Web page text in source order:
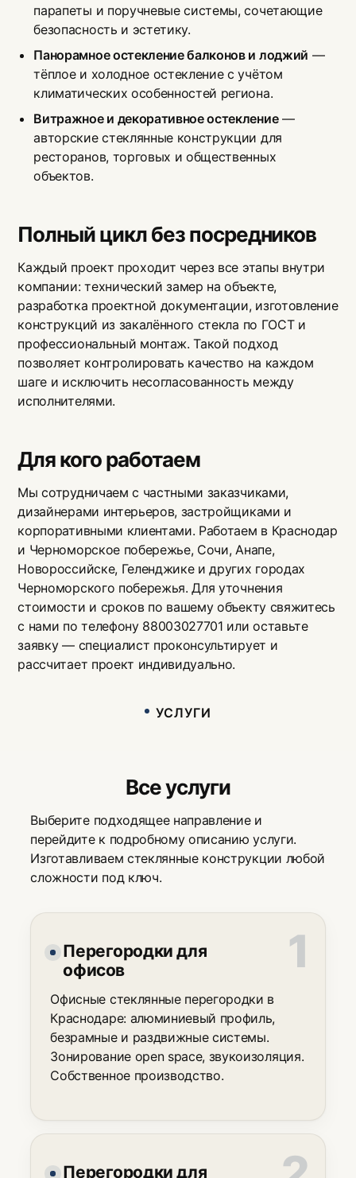
парапеты и поручневые системы, сочетающие
безопасность и эстетику.
Панорамное остекление балконов и лоджий —
тёплое и холодное остекление с учётом
климатических особенностей региона.
Витражное и декоративное остекление—
авторские стеклянные конструкции для
ресторанов, торговых и общественных
объектов.
Полный цикл без посредников
Каждый проект проходит через все этапы внутри
компании: технический замер на объекте,
разработка проектной документации, изготовление
конструкций из закалённого стекла по ГОСТ и
профессиональный монтаж. Такой подход
позволяет контролировать качество на каждом
шаге и исключить несогласованность между
исполнителями.
Для кого работаем
Мы сотрудничаем с частными заказчиками,
дизайнерами интерьеров, застройщиками и
корпоративными клиентами. Работаем в Краснодар
и Черноморское побережье, Сочи, Анапе,
Новороссийске, Геленджике и других городах
Черноморского побережья. Для уточнения
стоимости и сроков по вашему объекту свяжитесь
с нами по телефону 88003027701 или оставьте
заявку — специалист проконсультирует и
рассчитает проект индивидуально.
УСЛУГИ
Все услуги
Выберите подходящее направление и
перейдите к подробному описанию услуги.
Изготавливаем стеклянные конструкции любой
сложности под ключ.
Перегородки для
офисов
Офисные стеклянные перегородки в
Краснодаре: алюминиевый профиль,
безрамные и раздвижные системы.
Зонирование open space, звукоизоляция.
Собственное производство.
Перегородки для